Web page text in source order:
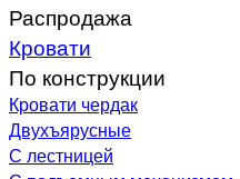
Распродажа
Кровати
По конструкции
Кровати чердак
Двухъярусные
С лестницей